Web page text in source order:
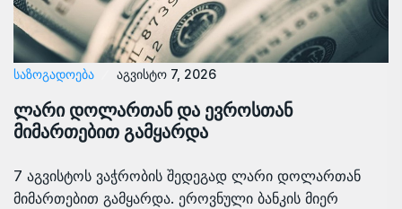
ᲡᲐᲖᲝᲒᲐᲓᲝᲔᲑᲐ აგვისტო 7, 2026
ლარი დოლართან და ევროსთან
მიმართებით გამყარდა
7 აგვისტოს ვაჭრობის შედეგად ლარი დოლართან
მიმართებით გამყარდა. ეროვნული ბანკის მიერ